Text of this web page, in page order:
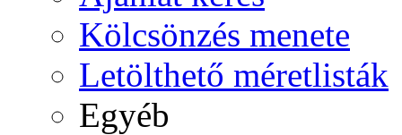
Kölcsönzés menete
Letölthető méretlisták
Egyéb